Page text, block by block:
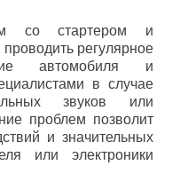
со стартером и
регулярное
автомобиля и
в случае
звуков или
проблем позволит
и значительных
или электроники